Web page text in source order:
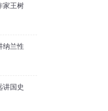
家王树
纳兰性
讲国史